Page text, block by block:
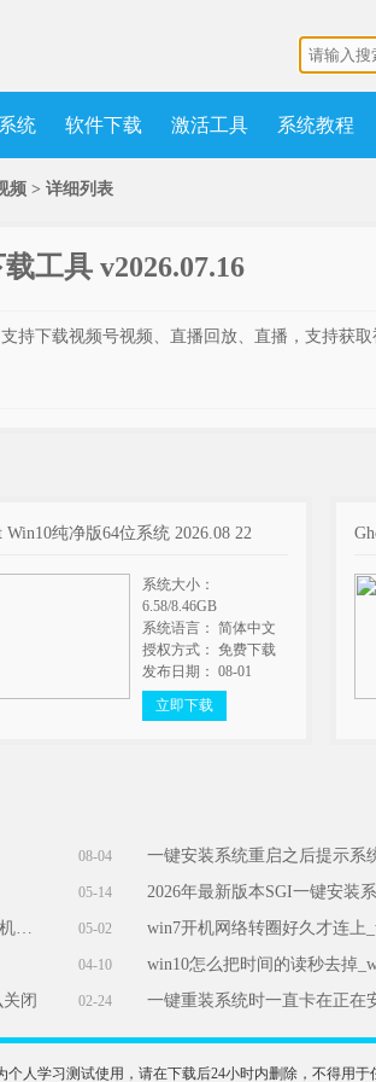
统 软件下载 激活工具 系统教程
频 > 详细列表
工具 v2026.07.16
持下载视频号视频、直播回放、直播，支持获
Win10纯净版64位系统 2026.08 22
系统大小：
6.58/8.46GB
系统语言： 简体中文
授权方式： 免费下载
发布日期： 08-01
立即下载
08-04 一键安装系统重启之后提示系
05-14 2026年最新版本SGI一键安装
重装时报错：windows安装程序无法将windows配置为此计算机的硬件运行怎么办 05-02
04-10 win10怎么把时间的读秒去掉
闭 02-24 一键重装系统时一直卡在正在
人学习测试使用，请在下载后24小时内删除，不得用